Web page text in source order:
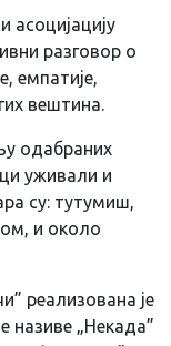
асоцијацију
разговор о
емпатије,
вештина.
одабраних
уживали и
су: тутумиш,
и около
реализована је
називе „Некада”